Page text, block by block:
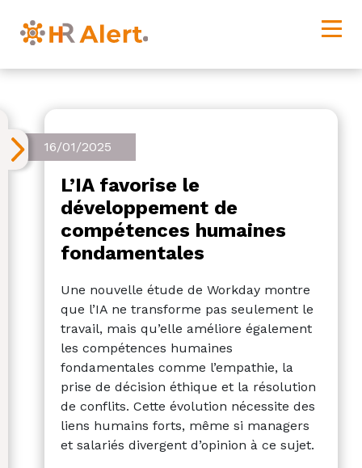
16/01/2025
L’IA favorise le
développement de
compétences humaines
fondamentales
Une nouvelle étude de Workday montre
que l’IA ne transforme pas seulement le
travail, mais qu’elle améliore également
les compétences humaines
fondamentales comme l’empathie, la
prise de décision éthique et la résolution
de conflits. Cette évolution nécessite des
liens humains forts, même si managers
et salariés divergent d’opinion à ce sujet.